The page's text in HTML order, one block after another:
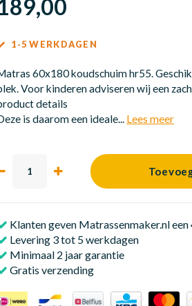
1-5 WERKDAGEN
60x180 koudschuim hr55.
Voor kinderen adviseren wij een
details
is daarom een ideale... Lees meer
Klanten geven Matrassenmaker.nl een
Levering 3 tot 5 werkdagen
Minimaal 2 jaar garantie
Gratis verzending